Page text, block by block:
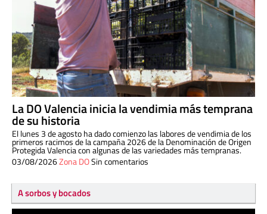
La DO Valencia inicia la vendimia más temprana
de su historia
El lunes 3 de agosto ha dado comienzo las labores de vendimia de los
primeros racimos de la campaña 2026 de la Denominación de Origen
Protegida Valencia con algunas de las variedades más tempranas.
03/08/2026Zona DOSin comentarios
A sorbos y bocados